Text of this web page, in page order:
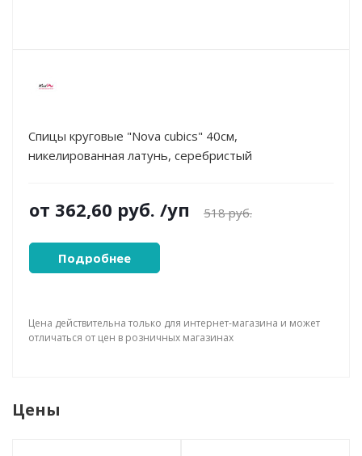
Спицы круговые "Nova cubics" 40см,
никелированная латунь, серебристый
от 362,60 руб. /уп 518 руб.
Подробнее
Цена действительна только для интернет-магазина и может
отличаться от цен в розничных магазинах
Цены